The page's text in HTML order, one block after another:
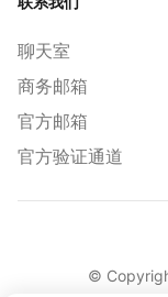
聊天室
商务邮箱
官方邮箱
官方验证通道
©